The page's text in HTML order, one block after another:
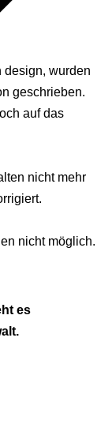
design, wurden
geschrieben.
auf das
nicht mehr
nicht möglich.
es